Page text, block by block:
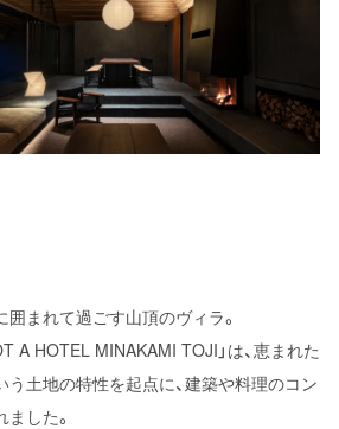
known as Twitter
まれて過ごす山頂のヴィラ。
A HOTEL MINAKAMI TOJI」は、恵まれた
土地の特性を起点に、建築や料理のコン
した。